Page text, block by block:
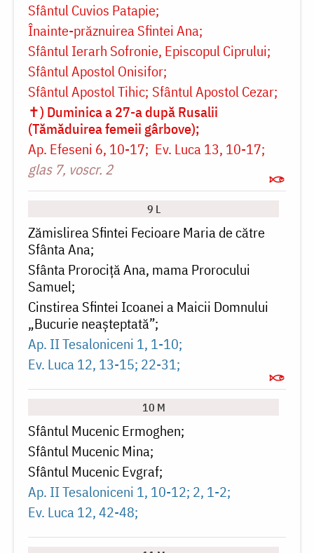
Sfântul Cuvios Patapie
Înainte-prăznuirea Sfintei Ana
Sfântul Ierarh Sofronie, Episcopul Ciprului
Sfântul Apostol Onisifor
Sfântul Apostol Tihic Sfântul Apostol Cezar
✝) Duminica a 27-a după Rusalii
(Tămăduirea femeii gârbove)
Ap. Efeseni 6, 10-17 Ev. Luca 13, 10-17
glas 7, voscr. 2
9 L
Zămislirea Sfintei Fecioare Maria de către
Sfânta Ana
Sfânta Prorociță Ana, mama Prorocului
Samuel
Cinstirea Sfintei Icoanei a Maicii Domnului
„Bucurie neașteptată”
Ap. II Tesaloniceni 1, 1-10
Ev. Luca 12, 13-15; 22-31
10 M
Sfântul Mucenic Ermoghen
Sfântul Mucenic Mina
Sfântul Mucenic Evgraf
Ap. II Tesaloniceni 1, 10-12; 2, 1-2
Ev. Luca 12, 42-48